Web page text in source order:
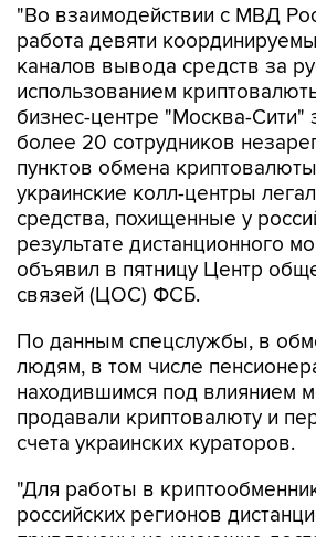
"Во взаимодействии с МВД
работа девяти
каналов вывода средств за
использованием
бизнес-центре "Москва-Сити"
более 20 сотрудников
пунктов обмена
украинские колл-центры
средства, похищенные у
результате дистанционного
объявил в пятницу Центр
связей (ЦОС) ФСБ.
По данным спецслужбы, в
людям, в том числе
находившимся под влиянием
продавали криптовалюту и
счета украинских кураторов.
"Для работы в
российских регионов